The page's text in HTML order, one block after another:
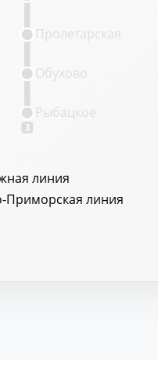
линия
Приморская линия
3
Рыбацкое
Обухово
Пролетарская